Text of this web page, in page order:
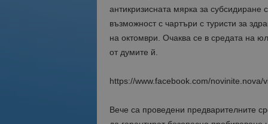
антикризисната мярка за субсидиране
възможност с чартъри с туристи за
на октомври. Очаква се в средата на
от думите й.
https://www.facebook.com/novinite.nova/
Вече са проведени предварителните